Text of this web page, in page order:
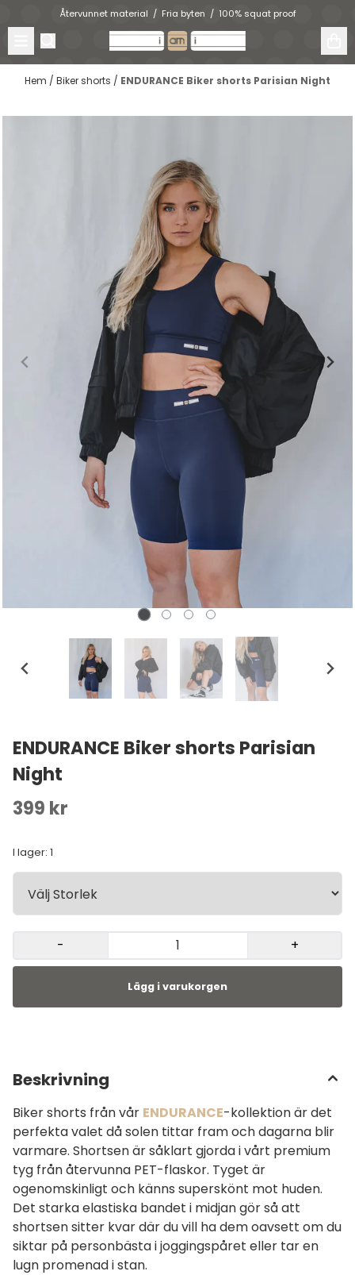
Hoppa till innehållÅtervunnet material / Fria byten / 100% squat proof
Hem / Biker shorts / ENDURANCE Biker shorts Parisian Night
ENDURANCE Biker shorts Parisian
Night
399 kr
I lager: 1
- +
Beskrivning
Biker shorts från vår ENDURANCE-kollektion är det
perfekta valet då solen tittar fram och dagarna blir
varmare. Shortsen är såklart gjorda i vårt premium
tyg från återvunna PET-flaskor. Tyget är
ogenomskinligt och känns superskönt mot huden.
Det starka elastiska bandet i midjan gör så att
shortsen sitter kvar där du vill ha dem oavsett om du
siktar på personbästa i joggingspåret eller tar en
lugn promenad i stan.